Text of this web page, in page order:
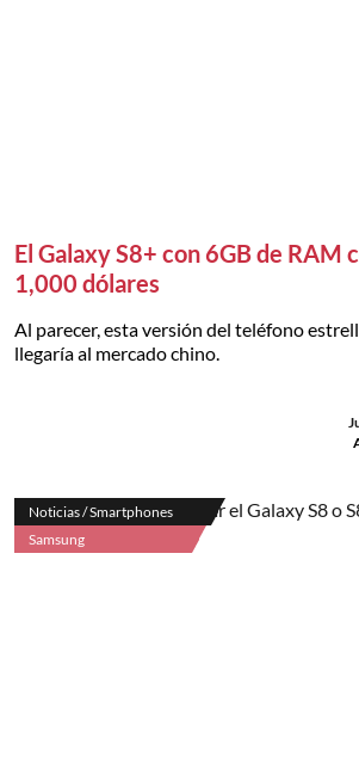
El Galaxy S8+ con 6GB de RAM
1,000 dólares
Al parecer, esta versión del teléfono
llegaría al mercado chino.
Noticias / Smartphones
Samsung